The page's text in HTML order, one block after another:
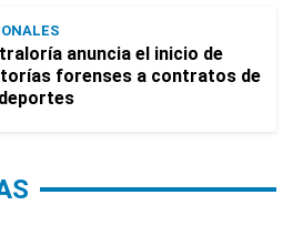
anuncia el inicio de
forenses a contratos de